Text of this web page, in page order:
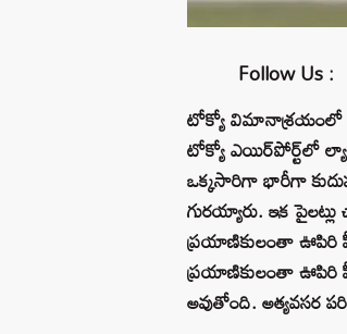
Follow Us :
టోక్యో విమానాశ్రయంలో
టోక్యో ఎయిర్‌పోర్ట్‌లో
ఒక్కసారిగా భారీగా
గురయ్యారు. ఇక
ప్రయాణికులంతా ఊపిరి
ప్రయాణికులంతా ఊపిరి
అవుతోంది. అత్యవసర